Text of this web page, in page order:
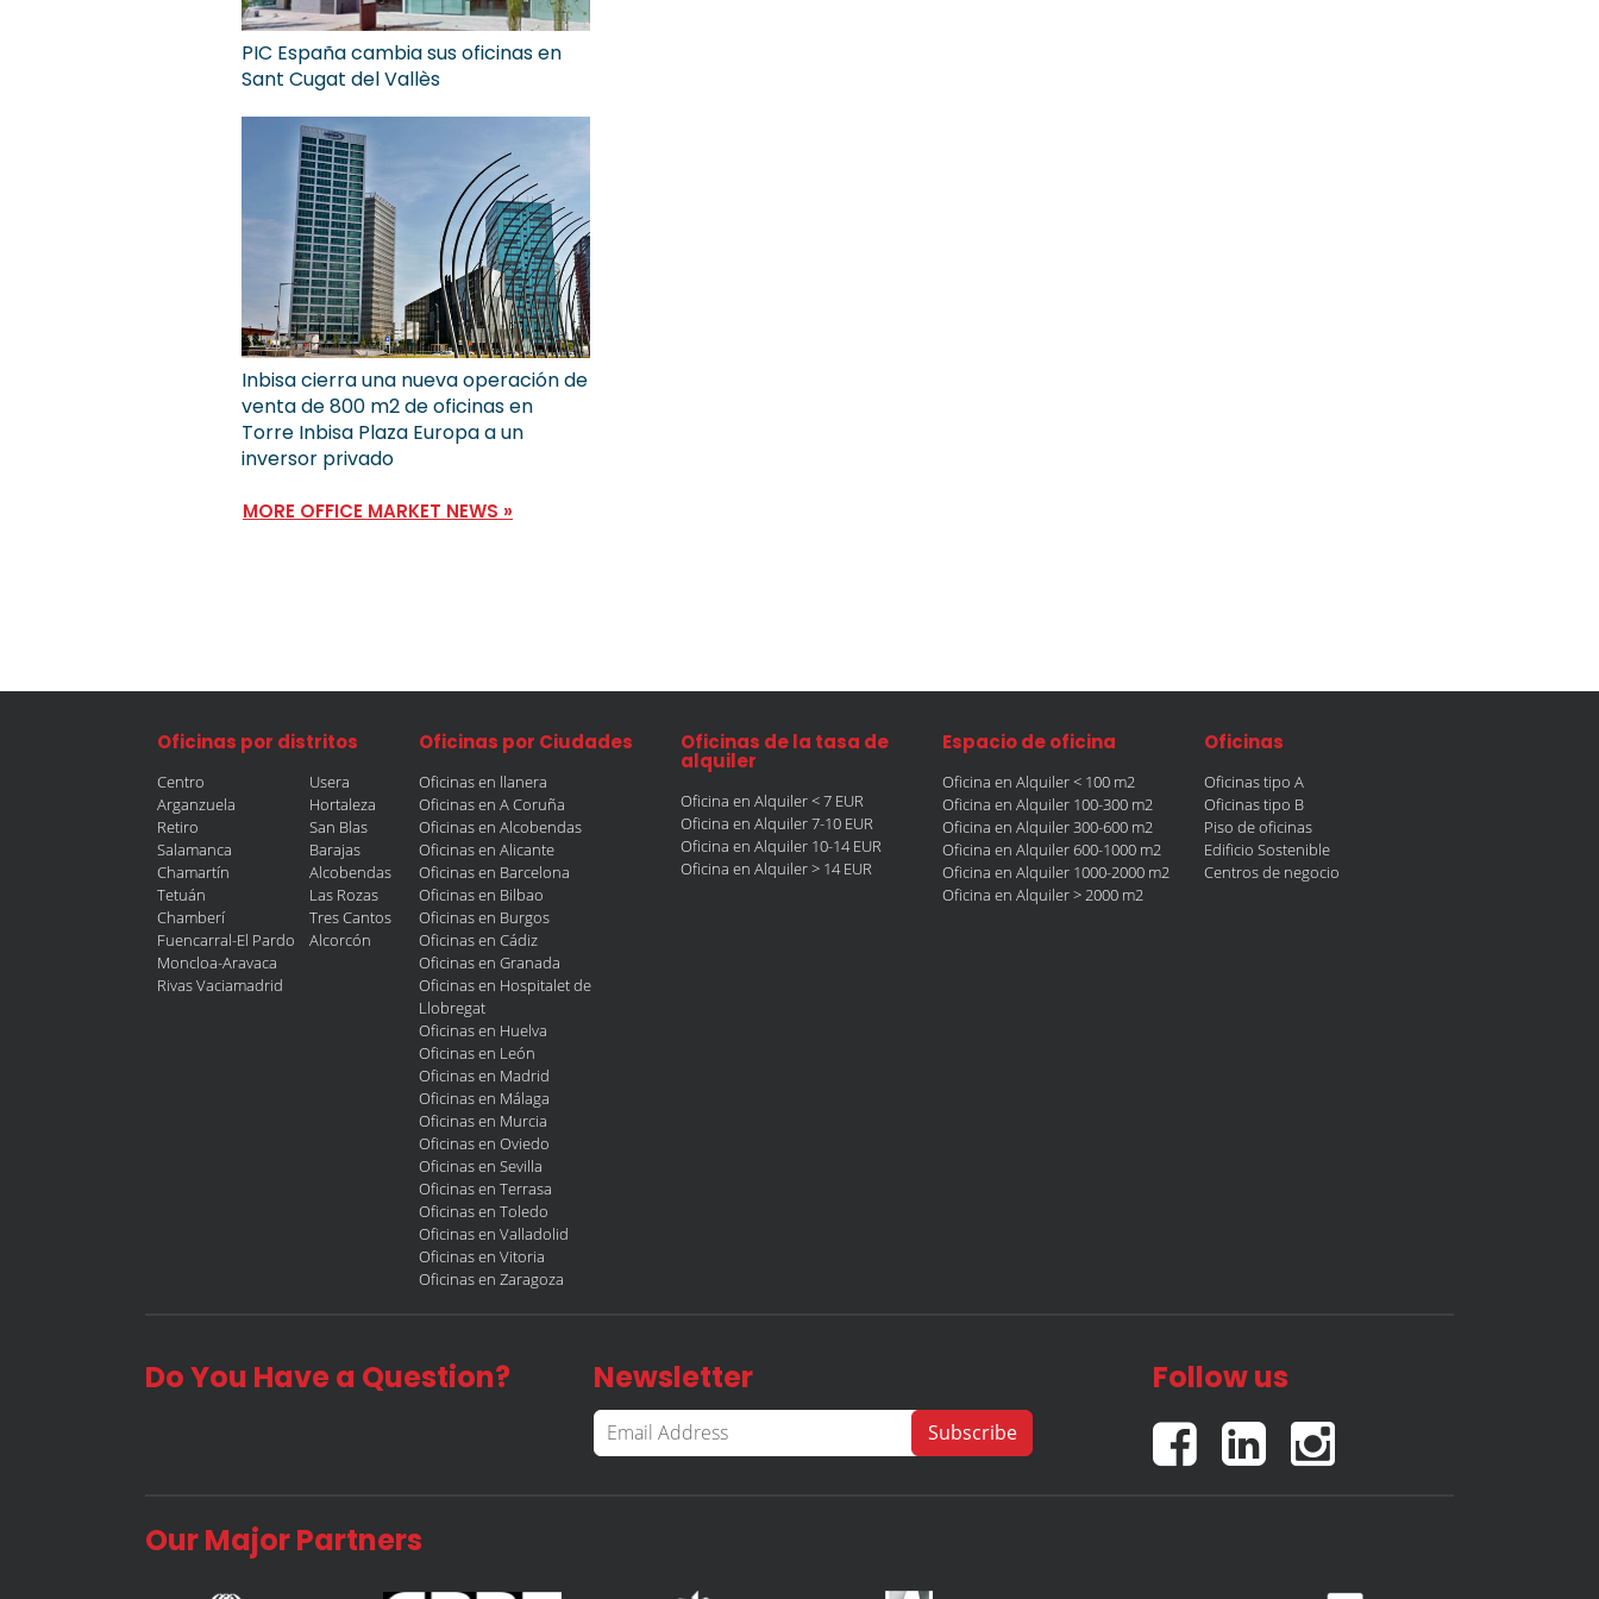
PIC España cambia sus oficinas en
Sant Cugat del Vallès
Inbisa cierra una nueva operación de
venta de 800 m2 de oficinas en
Torre Inbisa Plaza Europa a un
inversor privado
MORE OFFICE MARKET NEWS »
Oficinas por distritos
Centro
Arganzuela
Retiro
Salamanca
Chamartín
Tetuán
Chamberí
Fuencarral-El Pardo
Moncloa-Aravaca
Rivas Vaciamadrid
Usera
Hortaleza
San Blas
Barajas
Alcobendas
Las Rozas
Tres Cantos
Alcorcón
Oficinas por Ciudades
Oficinas en llanera
Oficinas en A Coruña
Oficinas en Alcobendas
Oficinas en Alicante
Oficinas en Barcelona
Oficinas en Bilbao
Oficinas en Burgos
Oficinas en Cádiz
Oficinas en Granada
Oficinas en Hospitalet de
Llobregat
Oficinas en Huelva
Oficinas en León
Oficinas en Madrid
Oficinas en Málaga
Oficinas en Murcia
Oficinas en Oviedo
Oficinas en Sevilla
Oficinas en Terrasa
Oficinas en Toledo
Oficinas en Valladolid
Oficinas en Vitoria
Oficinas en Zaragoza
Oficinas de la tasa de
alquiler
Oficina en Alquiler < 7 EUR
Oficina en Alquiler 7-10 EUR
Oficina en Alquiler 10-14 EUR
Oficina en Alquiler > 14 EUR
Espacio de oficina
Oficina en Alquiler < 100 m2
Oficina en Alquiler 100-300 m2
Oficina en Alquiler 300-600 m2
Oficina en Alquiler 600-1000 m2
Oficina en Alquiler 1000-2000 m2
Oficina en Alquiler > 2000 m2
Oficinas
Oficinas tipo A
Oficinas tipo B
Piso de oficinas
Edificio Sostenible
Centros de negocio
Do You Have a Question? Newsletter Follow us
Our Major Partners